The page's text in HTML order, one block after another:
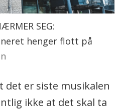
SEG:
henger flott på
det er siste musikalen
ikke at det skal ta